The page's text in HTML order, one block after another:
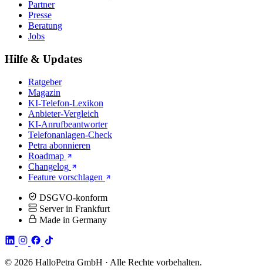
Partner
Presse
Beratung
Jobs
Hilfe & Updates
Ratgeber
Magazin
KI-Telefon-Lexikon
Anbieter-Vergleich
KI-Anrufbeantworter
Telefonanlagen-Check
Petra abonnieren
Roadmap
Changelog
Feature vorschlagen
DSGVO-konform
Server in Frankfurt
Made in Germany
© 2026 HalloPetra GmbH · Alle Rechte vorbehalten.